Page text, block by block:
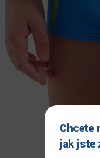
Chcete
jak jste